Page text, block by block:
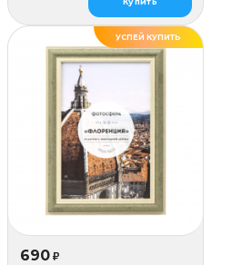
УСПЕЙ КУПИТЬ
ДЕЛАЕМ САМИ
690 ₽